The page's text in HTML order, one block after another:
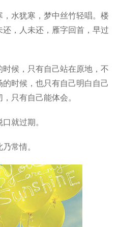
水犹寒，梦中丝竹轻唱。楼
，人未还，雁字回首，早过
候，只有自己站在原地，不
时候，也只有自己明白自己
只有自己能体会。
就过期。
常情。